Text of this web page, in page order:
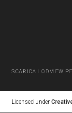
SCARICA LODVIEW
Licensed under